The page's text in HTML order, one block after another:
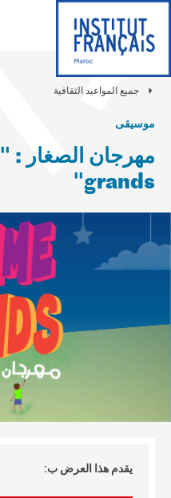
جميع المواعيد الثقافية
موسيقى
grands"
يقدم هذا العرض ب: